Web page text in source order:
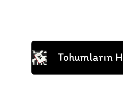
Tohumların